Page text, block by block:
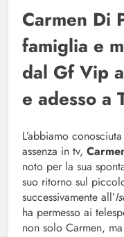
Carmen Di
famiglia e
dal Gf Vip
e adesso a
L’abbiamo
assenza in tv,
noto per la sua
suo ritorno sul
successivamente all’
ha permesso ai
non solo Carmen,